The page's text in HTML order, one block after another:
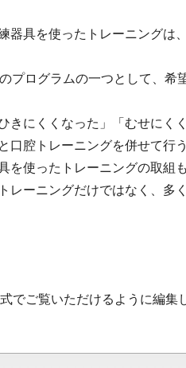
器具を使ったトレーニング
プログラムの一つとして、
きにくくなった」「むせにく
腔トレーニングを併せて行
を使ったトレーニングの取組
レーニングだけではなく、
でご覧いただけるように編